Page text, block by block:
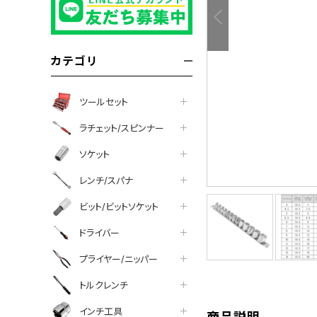
カテゴリ
ツールセット
ラチェット/スピンナー
ソケット
レンチ/スパナ
ビット/ビットソケット
ドライバー
プライヤー/ニッパー
トルクレンチ
インチ工具
facebook
line